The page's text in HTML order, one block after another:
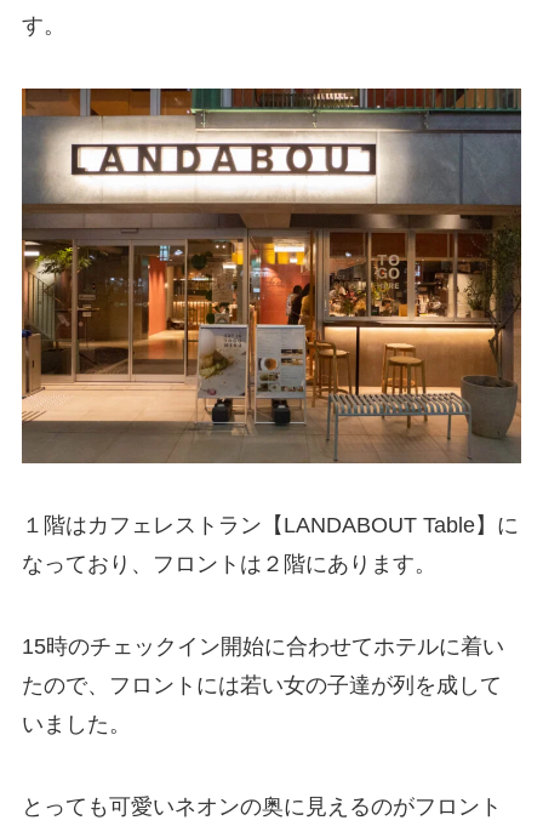
す。
１階はカフェレストラン【LANDABOUT Table】に
なっており、フロントは２階にあります。
15時のチェックイン開始に合わせてホテルに着い
たので、フロントには若い女の子達が列を成して
いました。
とっても可愛いネオンの奥に見えるのがフロント